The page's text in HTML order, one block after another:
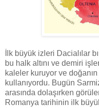
İlk büyük izleri Dacialılar
bu halk altını ve demiri
kaleler kuruyor ve
kullanıyordu. Bugün
arasında dolaşırken
Romanya tarihinin ilk